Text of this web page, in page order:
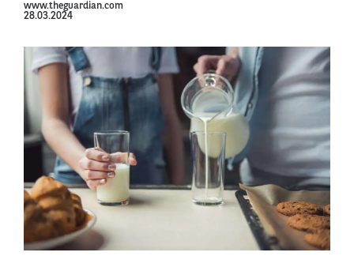
www.theguardian.com
28.03.2024